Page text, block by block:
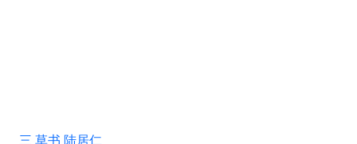
三 草书 陆居仁